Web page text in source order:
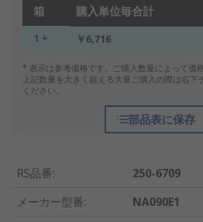
箱 購入単位毎合計
1 + ￥6,716
* 表示は参考価格です。ご購入数量によって価
上記数量を大きく超える大量ご購入の際は右下
ください。
部品表に保存
RS品番:
250-6709
メーカー型番:
NA090E1